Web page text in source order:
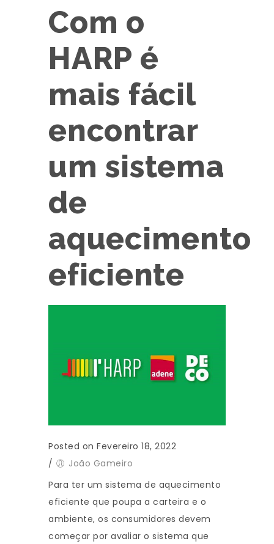
Com o
HARP é
mais fácil
encontrar
um sistema
de
aquecimento
eficiente
Posted on Fevereiro 18, 2022
/
João Gameiro
Para ter um sistema de aquecimento
eficiente que poupa a carteira e o
ambiente, os consumidores devem
começar por avaliar o sistema que